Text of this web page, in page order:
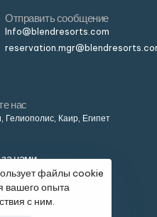
Отправить сообщение
Info@blendresorts.com
нас
Каир, Египет
нами
файлы cookie
вашего опыта
с ним.